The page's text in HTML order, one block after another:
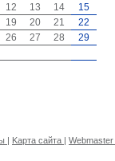
12 13 14
15
19 20 21
22
26 27 28
29
| Kарта сайта | Webmaster